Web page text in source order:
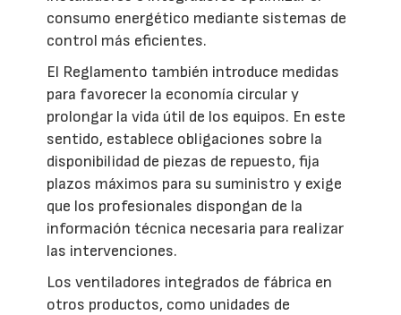
consumo energético mediante sistemas de
control más eficientes.
El Reglamento también introduce medidas
para favorecer la economía circular y
prolongar la vida útil de los equipos. En este
sentido, establece obligaciones sobre la
disponibilidad de piezas de repuesto, fija
plazos máximos para su suministro y exige
que los profesionales dispongan de la
información técnica necesaria para realizar
las intervenciones.
Los ventiladores integrados de fábrica en
otros productos, como unidades de